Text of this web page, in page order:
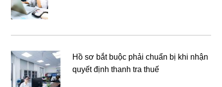
Hồ sơ bắt buộc phải chuẩn bị khi nhận
quyết định thanh tra thuế